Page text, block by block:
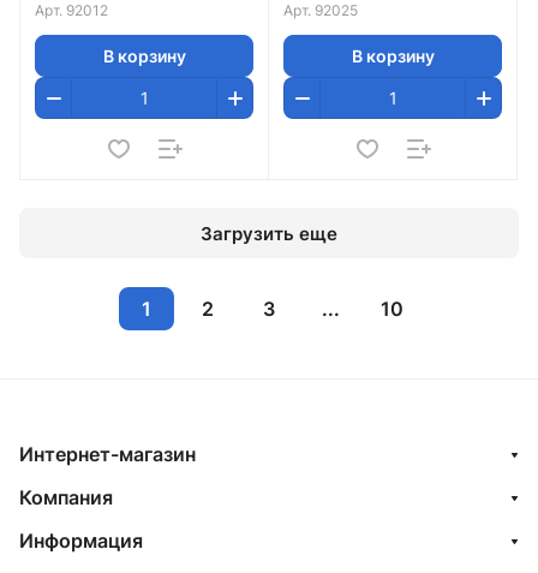
Арт. 92012
В корзину
Арт. 92025
В корзину
Загрузить еще
1 2 3 ... 10
Интернет-магазин
Компания
Информация